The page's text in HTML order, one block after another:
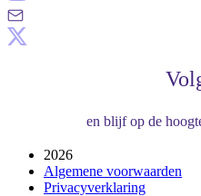
en blijf op de
2026
Algemene voorwaarden
Privacyverklaring